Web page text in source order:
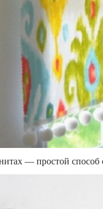
— простой способ